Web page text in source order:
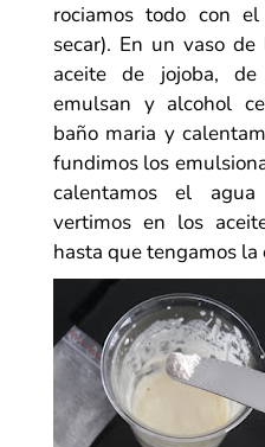
rociamos todo con
secar). En un vaso
aceite de jojoba,
emulsan y alcohol
baño maria y
fundimos los
calentamos el
vertimos en los
hasta que tengamos la